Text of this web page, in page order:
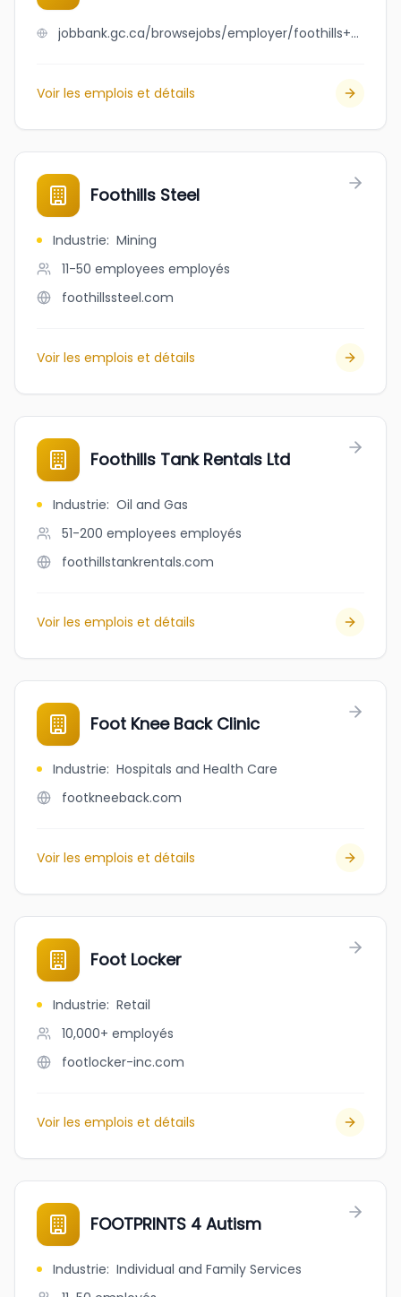
jobbank.gc.ca/browsejobs/employer/foothills+silva+culture+inc./ca
Voir les emplois et détails
Foothills Steel
Industrie: Mining
11-50 employees employés
foothillssteel.com
Voir les emplois et détails
Foothills Tank Rentals Ltd
Industrie: Oil and Gas
51-200 employees employés
foothillstankrentals.com
Voir les emplois et détails
Foot Knee Back Clinic
Industrie: Hospitals and Health Care
footkneeback.com
Voir les emplois et détails
Foot Locker
Industrie: Retail
10,000+ employés
footlocker-inc.com
Voir les emplois et détails
FOOTPRINTS 4 Autism
Industrie: Individual and Family Services